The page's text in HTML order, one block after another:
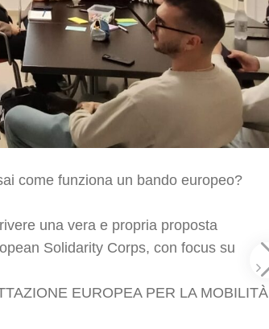
come funziona un bando europeo?
una vera e propria proposta
Solidarity Corps, con focus su
EUROPEA PER LA MOBILITÀ